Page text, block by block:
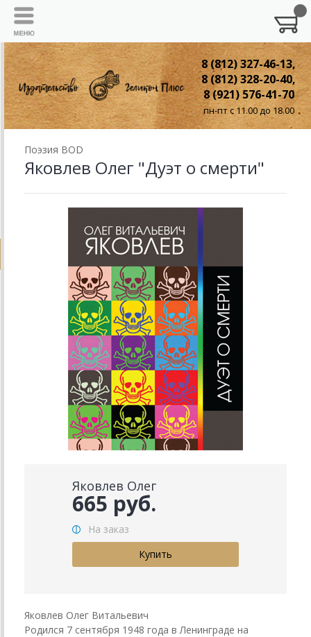
8 (812) 327-46-13,
8 (812) 328-20-40,
8 (921) 576-41-70
пн-пт с 11.00 до 18.00
Поэзия BOD
Яковлев Олег "Дуэт о смерти"
Яковлев Олег
665 руб.
На заказ
Яковлев Олег Витальевич
Родился 7 сентября 1948 года в Ленинграде на